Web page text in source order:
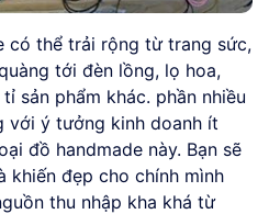
có thể trải rộng từ trang sức,
tới đèn lồng, lọ hoa,
sản phẩm khác. phần nhiều
với ý tưởng kinh doanh ít
đồ handmade này. Bạn sẽ
khiến đẹp cho chính mình
thu nhập kha khá từ